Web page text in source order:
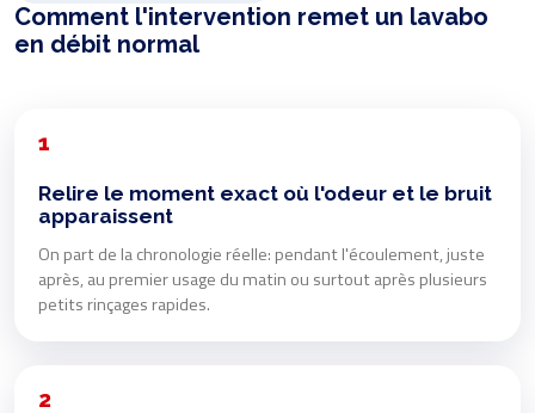
Comment l'intervention remet un lavabo
en débit normal
1
Relire le moment exact où l'odeur et le bruit
apparaissent
On part de la chronologie réelle: pendant l'écoulement, juste
après, au premier usage du matin ou surtout après plusieurs
petits rinçages rapides.
2